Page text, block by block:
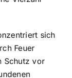
sich
Feuer
Schutz vor